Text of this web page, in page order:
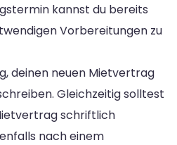
kannst du bereits
Vorbereitungen zu
deinen neuen Mietvertrag
Gleichzeitig solltest
schriftlich
nach einem